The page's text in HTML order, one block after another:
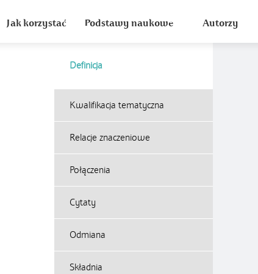
Jak korzystać Podstawy naukowe Autorzy
Definicja
Kwalifikacja tematyczna
Relacje znaczeniowe
Połączenia
Cytaty
Odmiana
Składnia